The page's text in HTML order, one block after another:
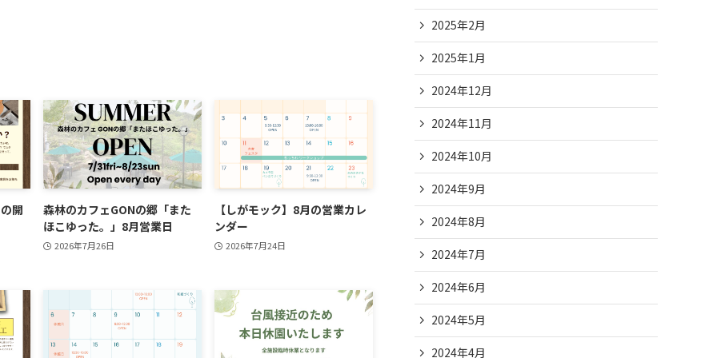
開
森林のカフェGONの郷「また
ほこゆった。」8月営業日
2026年7月26日
【しがモック】8月の営業カレ
ンダー
2026年7月24日
2025年2月
2025年1月
2024年12月
2024年11月
2024年10月
2024年9月
2024年8月
2024年7月
2024年6月
2024年5月
2024年4月